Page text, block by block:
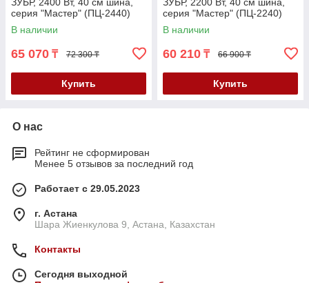
ЗУБР, 2400 Вт, 40 см шина,
серия "Мастер" (ПЦ-2440)
В наличии
65 070 ₸ 72 300 ₸
Купить
ЗУБР, 2200 Вт, 40 см шина,
серия "Мастер" (ПЦ-2240)
В наличии
60 210 ₸ 66 900 ₸
Купить
О нас
Рейтинг не сформирован
Менее 5 отзывов за последний год
Работает с 29.05.2023
г. Астана
Шара Жиенкулова 9, Астана, Казахстан
Контакты
Сегодня выходной